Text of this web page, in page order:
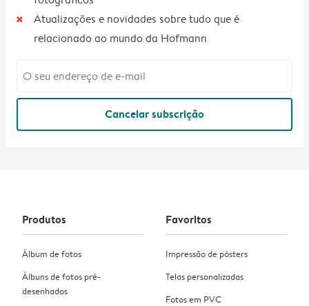
Atualizações e novidades sobre tudo que é
relacionado ao mundo da Hofmann
Cancelar subscrição
Produtos
Álbum de fotos
Álbuns de fotos pré-
desenhados
Favoritos
Impressão de pósters
Telas personalizadas
Fotos em PVC